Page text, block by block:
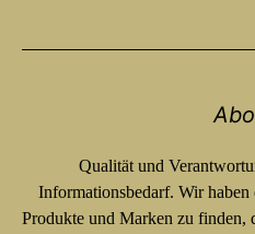
Qualität und
Informationsbedarf. Wir haben
Produkte und Marken zu finden,